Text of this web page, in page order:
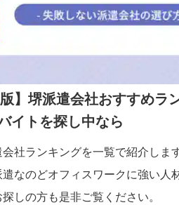
版】堺派遣会社おすすめ
イトを探し中なら
社ランキングを一覧で紹介しま
なのどオフィスワークに強い人
探しの方も是非ご覧ください。